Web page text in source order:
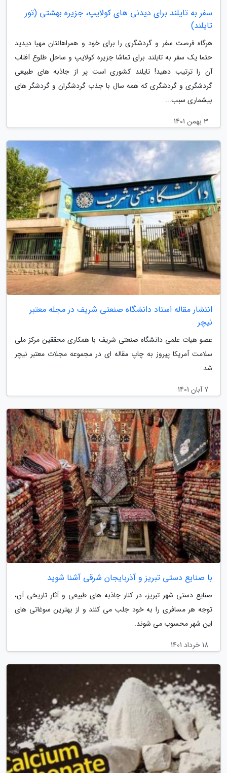
سفر به تایلند برای دیدنی های کولایپ، جزیره بهشتی (تور
تایلند)
هرگاه فرصت سفر و گردشگری را برای خود و همراهانتان مهیا دیدید
حتما یک سفر به تایلند برای تماشا جزیره کولایپ و ساحل طلوع آفتاب
آن را ترتیب دهید! تایلند کشوری است پر از جاذبه های طبیعی
گردشگری و گردشگری که همه سال با جذب گردشگران و گردشگر های
بیشماری سبب...
3 بهمن 1401
انتشار مقاله استاد دانشگاه صنعتی شریف در مجله معتبر
نیچر
عضو هیات علمی دانشگاه صنعتی شریف با همکاری محققین مرکز ملی
سلامت آمریکا پیروز به چاپ مقاله ای در مجموعه مجلات معتبر نیچر
شد.
7 آبان 1401
با صنایع دستی تبریز و آذربایجان شرقی آشنا شوید
صنایع دستی شهر تبریز، در کنار جاذبه های طبیعی و آثار تاریخی آن،
توجه هر مسافری را به خود جلب می کنند و از بهترین سوغاتی های
این شهر محسوب می شوند.
18 خرداد 1401